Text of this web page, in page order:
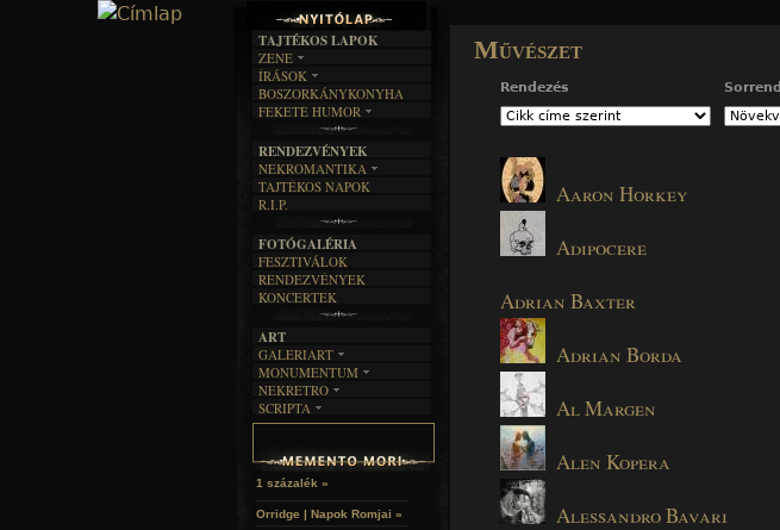
Művészet
Rendezés Sorrend
Aaron Horkey
Adipocere
Adrian Baxter
Adrian Borda
Al Margen
Alen Kopera
Alessandro Bavari
TAJTÉKOS LAPOK
ZENE
EGYÜTTESEK
INTERJÚK
FORDÍTÁSOK
DALSZÖVEGEK
ÍRÁSOK
IRODALOM
FILM
MŰVÉSZET
ÍRÁSTÖRTÉNET
BOSZORKÁNYKONYHA
FEKETE HUMOR
SZÖVEGES
RENDEZVÉNYEK
NEKROMANTIKA
AKTUÁLIS
A MÚLT
TAJTÉKOS NAPOK
R.I.P.
FOTÓGALÉRIA
FESZTIVÁLOK
RENDEZVÉNYEK
KONCERTEK
ART
GALERIART
ARTGALERI
KÉPREGÉNYEK
LAKÁSKULTS
MONUMENTUM
TEMETŐK
TEMPLOMOK
HELYEK
NEKRETRO
SZUBKULT
RELIKVIÁK
SCRIPTA
NOVELLÁK
HALÁLTÁNC
1 százalék »
Orridge | Napok Romjai »